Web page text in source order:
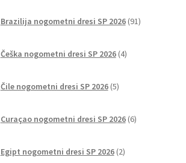
Brazilija nogometni dresi SP 2026 91izdelkov
Češka nogometni dresi SP 2026 4izdelki
Čile nogometni dresi SP 2026 5izdelkov
Curaçao nogometni dresi SP 2026 6izdelkov
Egipt nogometni dresi SP 2026 2izdelka